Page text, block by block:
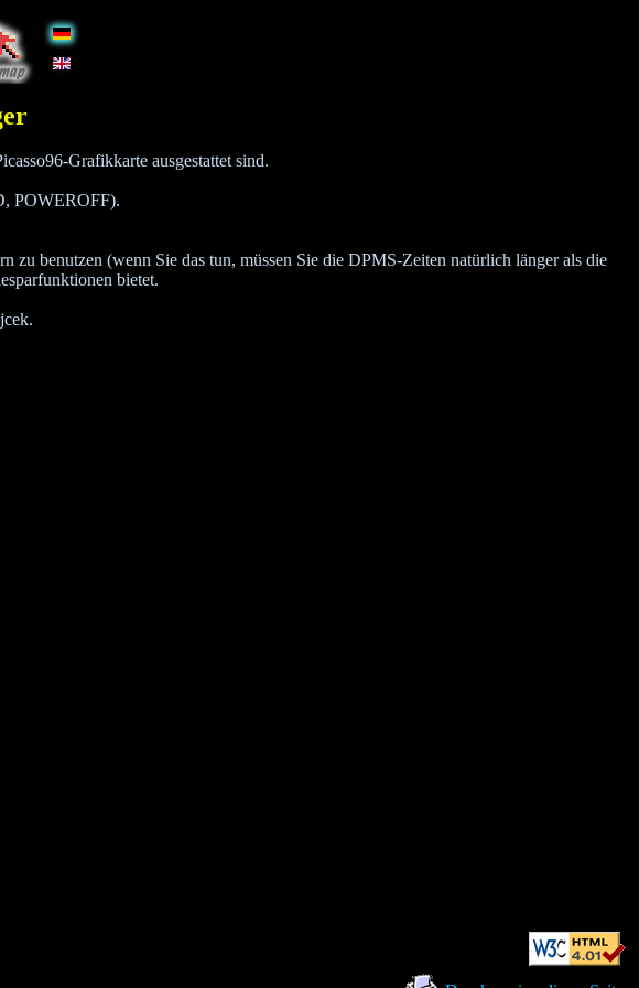
Grafikkarte ausgestattet sind.
POWEROFF).
benutzen (wenn Sie das tun, müssen Sie die DPMS-Zeiten natürlich länger als die
bietet.